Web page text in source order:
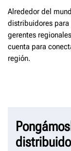
Alrededor del
distribuidores para
gerentes
cuenta para
región.